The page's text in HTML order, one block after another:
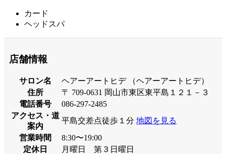
カード
ヘッドスパ
店舗情報
サロン名
ヘアーアートヒデ （ヘアーアートヒデ）
住所
〒 709-0631 岡山市東区東平島１２１－３
電話番号
086-297-2485
アクセス・道
案内
平島交差点徒歩１分 地図を見る
営業時間
8:30〜19:00
定休日
月曜日 第３日曜日